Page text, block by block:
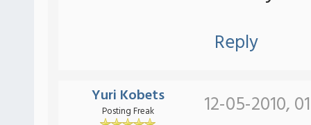
Reply
Yuri Kobets
Posting Freak 12-05-2010,